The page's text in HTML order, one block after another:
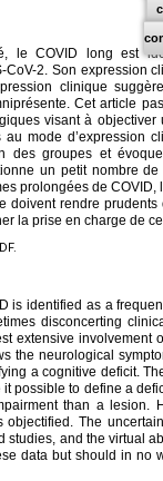
le COVID long est
CoV-2. Son expression
clinique
Cet article
visant à
au mode d’expression
des groupes et
un petit nombre
prolongées de
doivent rendre
la prise en charge de
is identified as a
disconcerting
extensive involvement
the neurological
a cognitive deficit.
possible to define a
than a lesion.
The
studies, and the virtual
data but should in no